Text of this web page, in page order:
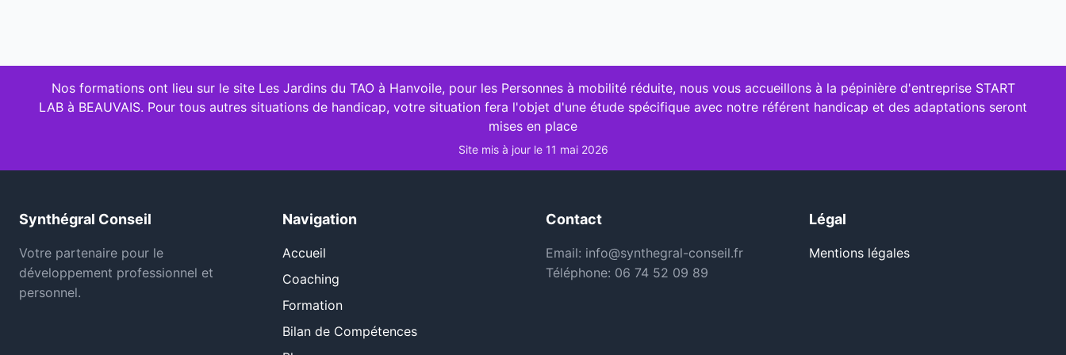
Nos formations ont lieu sur le site Les Jardins du TAO à Hanvoile, pour les Personnes à mobilité réduite, nous vous accueillons à la pépinière d'entreprise START
LAB à BEAUVAIS. Pour tous autres situations de handicap, votre situation fera l'objet d'une étude spécifique avec notre référent handicap et des adaptations seront
mises en place
Site mis à jour le 11 mai 2026
Synthégral Conseil
Votre partenaire pour le
développement professionnel et
personnel.
Navigation
Accueil
Coaching
Formation
Bilan de Compétences
Contact
Email: info@synthegral-conseil.fr
Téléphone: 06 74 52 09 89
Légal
Mentions légales